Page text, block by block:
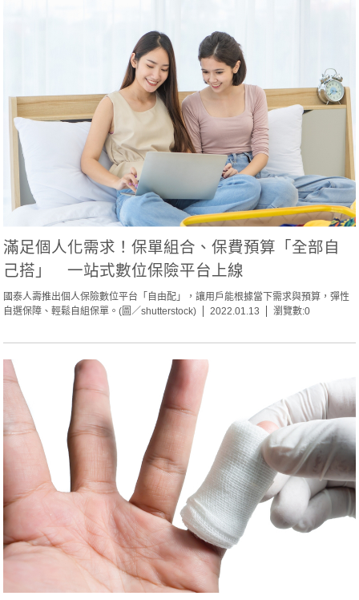
滿足個人化需求！保單組合、保費預算「全部自
己搭」 一站式數位保險平台上線
國泰人壽推出個人保險數位平台「自由配」，讓用戶能根據當下需求與預算，彈性
自選保障、輕鬆自組保單。(圖／shutterstock)
2022.01.13 瀏覽數:0